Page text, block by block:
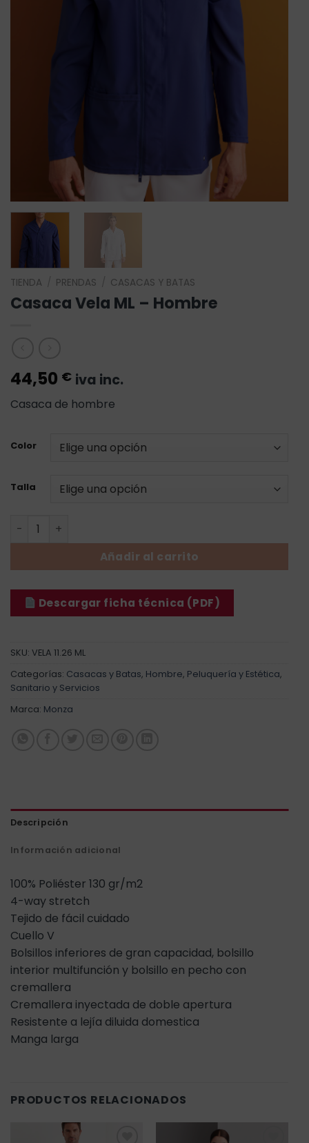
TIENDA PRENDAS CASACAS Y BATAS
Casaca Vela ML – Hombre
44,50 € iva inc.
Casaca de hombre
Color
Talla
Casaca Vela ML - Hombre cantidad
Añadir al carrito
Descargar ficha técnica (PDF)
SKU: VELA 11.26 ML
Categorías: Casacas y Batas, Hombre, Peluquería y Estética,
Sanitario y Servicios
Marca: Monza
Descripción
Información adicional
100% Poliéster 130 gr/m2
4-way stretch
Tejido de fácil cuidado
Cuello V
Bolsillos inferiores de gran capacidad, bolsillo
interior multifunción y bolsillo en pecho con
cremallera
Cremallera inyectada de doble apertura
Resistente a lejía diluida domestica
Manga larga
PRODUCTOS RELACIONADOS